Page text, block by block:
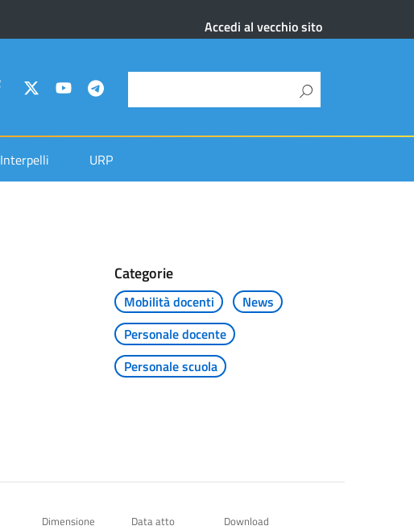
Accedi al vecchio sito
Interpelli URP
Categorie
Mobilità docenti
News
Personale docente
Personale scuola
Dimensione Data atto Download